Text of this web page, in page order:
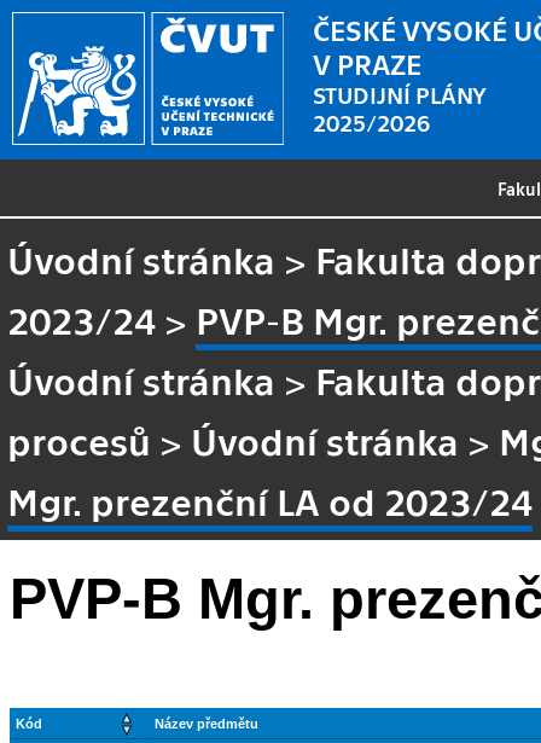
ČESKÉ VYSOKÉ
V PRAZE
STUDIJNÍ PLÁNY
2025/2026
Úvodní stránka > Fakulta
2023/24 > PVP-B Mgr.
Úvodní stránka > Fakulta
procesů > Úvodní stránka >
Mgr. prezenční LA od 2023/24
PVP-B Mgr.
Kód Název předmětu